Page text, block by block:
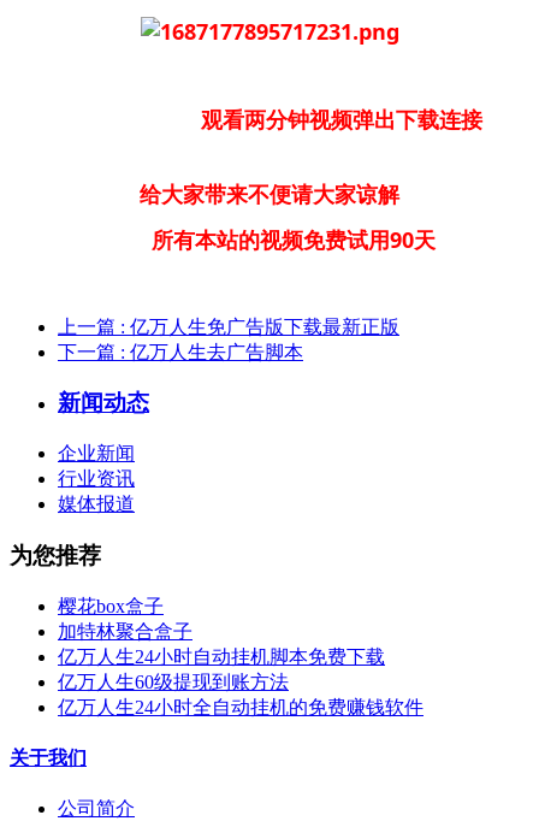
观看两分钟视频弹出下载连接
给大家带来不便请大家谅解
所有本站的视频免费试用90天
上一篇 : 亿万人生免广告版下载最新正版
下一篇 : 亿万人生去广告脚本
新闻动态
企业新闻
行业资讯
媒体报道
为您推荐
樱花box盒子
加特林聚合盒子
亿万人生24小时自动挂机脚本免费下载
亿万人生60级提现到账方法
亿万人生24小时全自动挂机的免费赚钱软件
关于我们
公司简介